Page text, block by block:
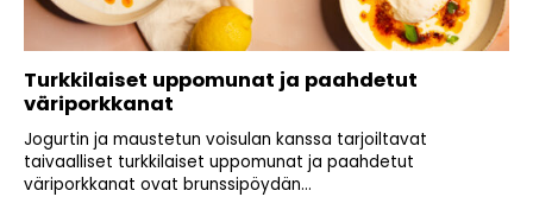
Turkkilaiset uppomunat ja paahdetut
väriporkkanat
Jogurtin ja maustetun voisulan kanssa tarjoiltavat
taivaalliset turkkilaiset uppomunat ja paahdetut
väriporkkanat ovat brunssipöydän...